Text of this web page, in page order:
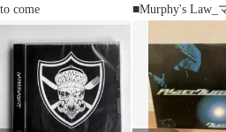
to come
■Murphy's Law_